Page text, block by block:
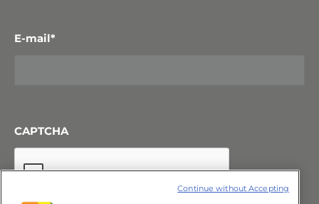
E-mail*
CAPTCHA
Continue without Accepting